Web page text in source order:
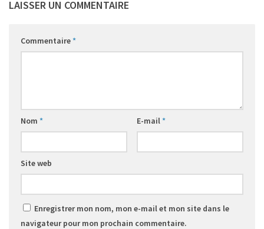
LAISSER UN COMMENTAIRE
Commentaire*
Nom * E-mail*
Site web
Enregistrer mon nom, mon e-mail et mon site dans le
navigateur pour mon prochain commentaire.